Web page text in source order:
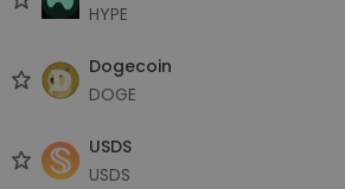
HYPE
Dogecoin
DOGE
USDS
USDS